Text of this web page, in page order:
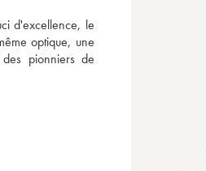
d'excellence, le
optique, une
pionniers de